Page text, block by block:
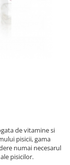
de vitamine si
pisicii, gama
numai necesarul
pisicilor.